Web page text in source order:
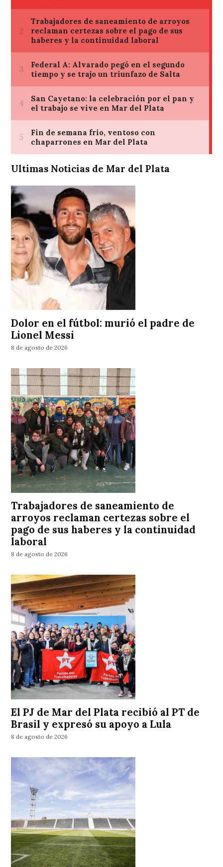
Ultimas Noticias de Mar del Plata
Dolor en el fútbol: murió el padre de
Lionel Messi
8 de agosto de 2026
Trabajadores de saneamiento de
arroyos reclaman certezas sobre el
pago de sus haberes y la continuidad
laboral
8 de agosto de 2026
El PJ de Mar del Plata recibió al PT de
Brasil y expresó su apoyo a Lula
8 de agosto de 2026